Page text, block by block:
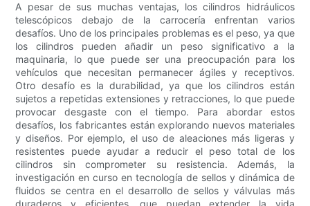
A pesar de sus muchas ventajas, los cilindros hidráulicos
telescópicos debajo de la carrocería enfrentan varios
desafíos. Uno de los principales problemas es el peso, ya que
los cilindros pueden añadir un peso significativo a la
maquinaria, lo que puede ser una preocupación para los
vehículos que necesitan permanecer ágiles y receptivos.
Otro desafío es la durabilidad, ya que los cilindros están
sujetos a repetidas extensiones y retracciones, lo que puede
provocar desgaste con el tiempo. Para abordar estos
desafíos, los fabricantes están explorando nuevos materiales
y diseños. Por ejemplo, el uso de aleaciones más ligeras y
resistentes puede ayudar a reducir el peso total de los
cilindros sin comprometer su resistencia. Además, la
investigación en curso en tecnología de sellos y dinámica de
fluidos se centra en el desarrollo de sellos y válvulas más